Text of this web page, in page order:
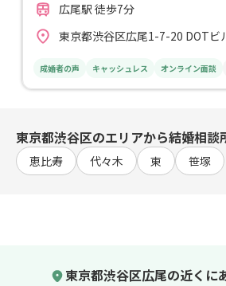
広尾駅 徒歩7分
東京都渋谷区広尾1-7-20 DOTビ
成婚者の声 キャッシュレス オンライン面談
東京都渋谷区のエリアから結婚相談
恵比寿 代々木 東 笹塚
東京都渋谷区広尾の近くに